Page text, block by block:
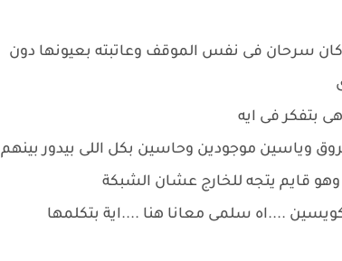
سرحان فى نفس الموقف وعاتبته بعيونها دون
بتفكر فى ايه
وياسين موجودين وحاسين بكل اللى بيدور بينهم
قايم يتجه للخارج عشان الشبكة
....اه سلمى معانا هنا ....اية بتكلمها